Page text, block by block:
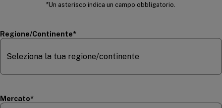
*Un asterisco indica un campo obbligatorio.
Regione/Continente*(required)
Mercato*(required)